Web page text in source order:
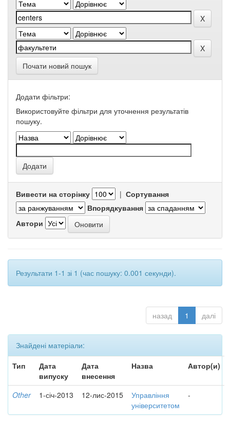
Почати новий пошук
Додати фільтри:
Використовуйте фільтри для уточнення результатів
пошуку.
Вивести на сторінку | Сортування
Впорядкування
Автори
Результати 1-1 зі 1 (час пошуку: 0.001 секунди).
назад 1 далі
Знайдені матеріали:
Тип
Дата
випуску
Дата
внесення
Назва Автор(и)
Other 1-січ-2013 12-лис-2015
Управління
університетом
-